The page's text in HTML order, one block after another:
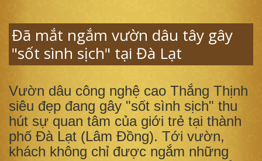
Đã mắt ngắm vườn dâu tây gây
"sốt sình sịch" tại Đà Lạt
Vườn dâu công nghệ cao Thắng Thịnh
siêu đẹp đang gây "sốt sình sịch" thu
hút sự quan tâm của giới trẻ tại thành
phố Đà Lạt (Lâm Đồng). Tới vườn,
khách không chỉ được ngắm những